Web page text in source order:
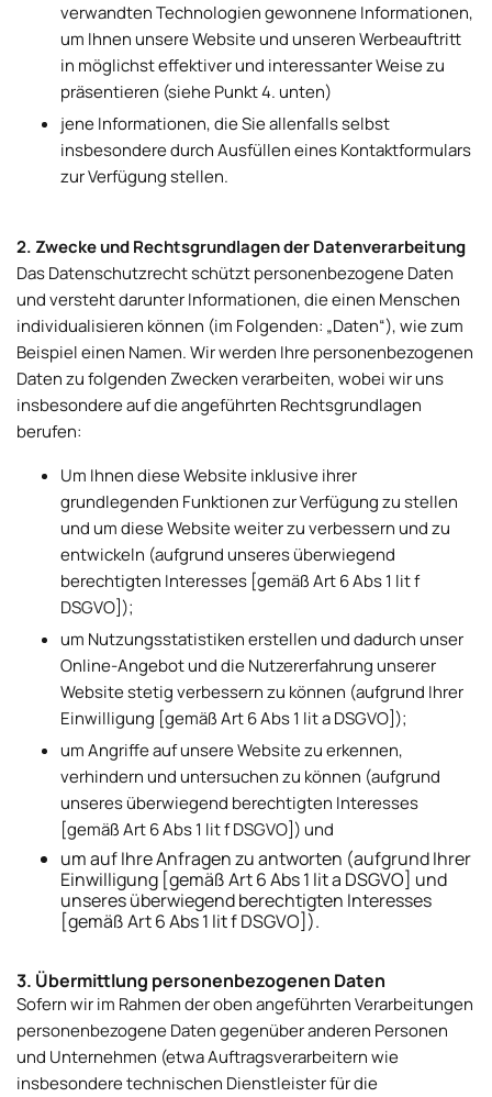
verwandten Technologien gewonnene Informationen,
um Ihnen unsere Website und unseren Werbeauftritt
in möglichst effektiver und interessanter Weise zu
präsentieren (siehe Punkt 4. unten)
jene Informationen, die Sie allenfalls selbst
insbesondere durch Ausfüllen eines Kontaktformulars
zur Verfügung stellen.
2. Zwecke und Rechtsgrundlagen der Datenverarbeitung
Das Datenschutzrecht schützt personenbezogene Daten
und versteht darunter Informationen, die einen Menschen
individualisieren können (im Folgenden: „Daten“), wie zum
Beispiel einen Namen. Wir werden Ihre personenbezogenen
Daten zu folgenden Zwecken verarbeiten, wobei wir uns
insbesondere auf die angeführten Rechtsgrundlagen
berufen:
Um Ihnen diese Website inklusive ihrer
grundlegenden Funktionen zur Verfügung zu stellen
und um diese Website weiter zu verbessern und zu
entwickeln (aufgrund unseres überwiegend
berechtigten Interesses [gemäß Art 6 Abs 1 lit f
DSGVO]);
um Nutzungsstatistiken erstellen und dadurch unser
Online-Angebot und die Nutzererfahrung unserer
Website stetig verbessern zu können (aufgrund Ihrer
Einwilligung [gemäß Art 6 Abs 1 lit a DSGVO]);
um Angriffe auf unsere Website zu erkennen,
verhindern und untersuchen zu können (aufgrund
unseres überwiegend berechtigten Interesses
[gemäß Art 6 Abs 1 lit f DSGVO]) und
um auf Ihre Anfragen zu antworten (aufgrund Ihrer
Einwilligung [gemäß Art 6 Abs 1 lit a DSGVO] und
unseres überwiegend berechtigten Interesses
[gemäß Art 6 Abs 1 lit f DSGVO]).
3. Übermittlung personenbezogenen Daten
Sofern wir im Rahmen der oben angeführten Verarbeitungen
personenbezogene Daten gegenüber anderen Personen
und Unternehmen (etwa Auftragsverarbeitern wie
insbesondere technischen Dienstleister für die